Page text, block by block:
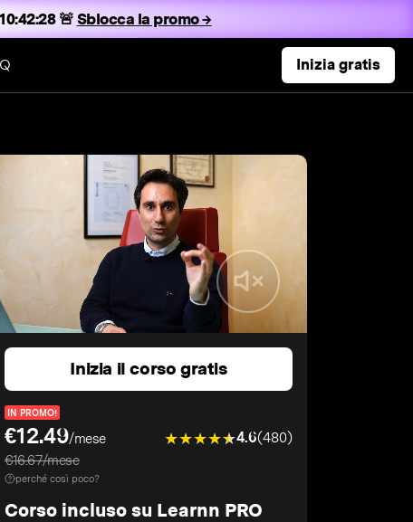
🚨 Sblocca la promo →
Inizia gratis
Inizia il corso gratis
IN PROMO!
€12.49/mese
€16.67/mese
4.6(480)
perché così poco?
Corso incluso su Learnn PRO